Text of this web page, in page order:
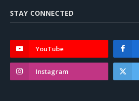
STAY CONNECTED
YouTube
Instagram